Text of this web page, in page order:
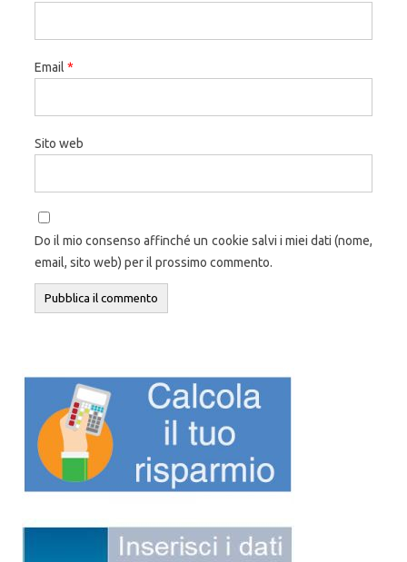
Email *
Sito web
Do il mio consenso affinché un cookie salvi i miei dati (nome,
email, sito web) per il prossimo commento.